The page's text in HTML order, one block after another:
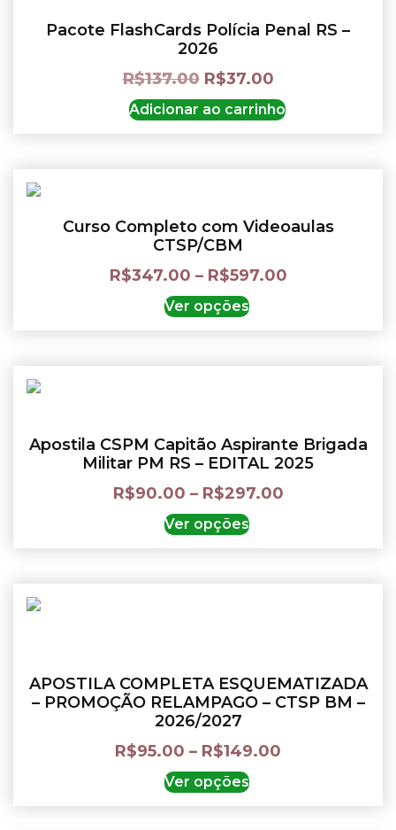
Pacote FlashCards Polícia Penal RS –
2026
R$137.00 R$37.00
Adicionar ao carrinho
Curso Completo com Videoaulas
CTSP/CBM
R$347.00 – R$597.00
Ver opções
Apostila CSPM Capitão Aspirante Brigada
Militar PM RS – EDITAL 2025
R$90.00 – R$297.00
Ver opções
APOSTILA COMPLETA ESQUEMATIZADA
– PROMOÇÃO RELAMPAGO – CTSP BM –
2026/2027
R$95.00 – R$149.00
Ver opções